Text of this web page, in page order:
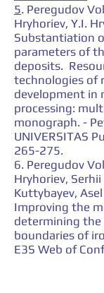
5. Peregudov
Hryhoriev, Y.І.
Substantiation
parameters of
deposits.
technologies of
development in
processing:
monograph. -
UNIVERSITAS
265-275.
6. Peregudov
Hryhoriev,
Kuttybayev,
Improving the
determining the
boundaries of
E3S Web of